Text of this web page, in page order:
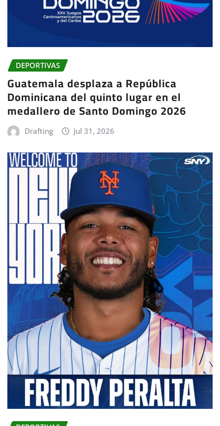
DEPORTIVAS
Guatemala desplaza a República
Dominicana del quinto lugar en el
medallero de Santo Domingo 2026
Drafting Jul 31, 2026